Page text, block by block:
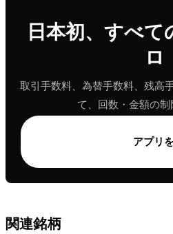
日本初、すべて
ロ
取引手数料、為替手数料、残高
て、回数・金額の
アプリ
関連銘柄